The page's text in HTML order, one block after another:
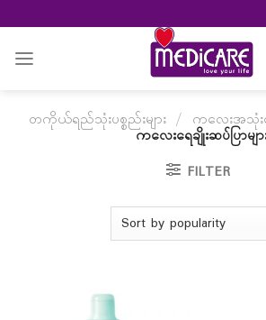
to
content
တကိုယ်ရည်သုံးပစ္စည်းများ / ကလေးအသုံးဆ
ကလေးရေချိုးဆပ်ပြာမျာ
FILTER